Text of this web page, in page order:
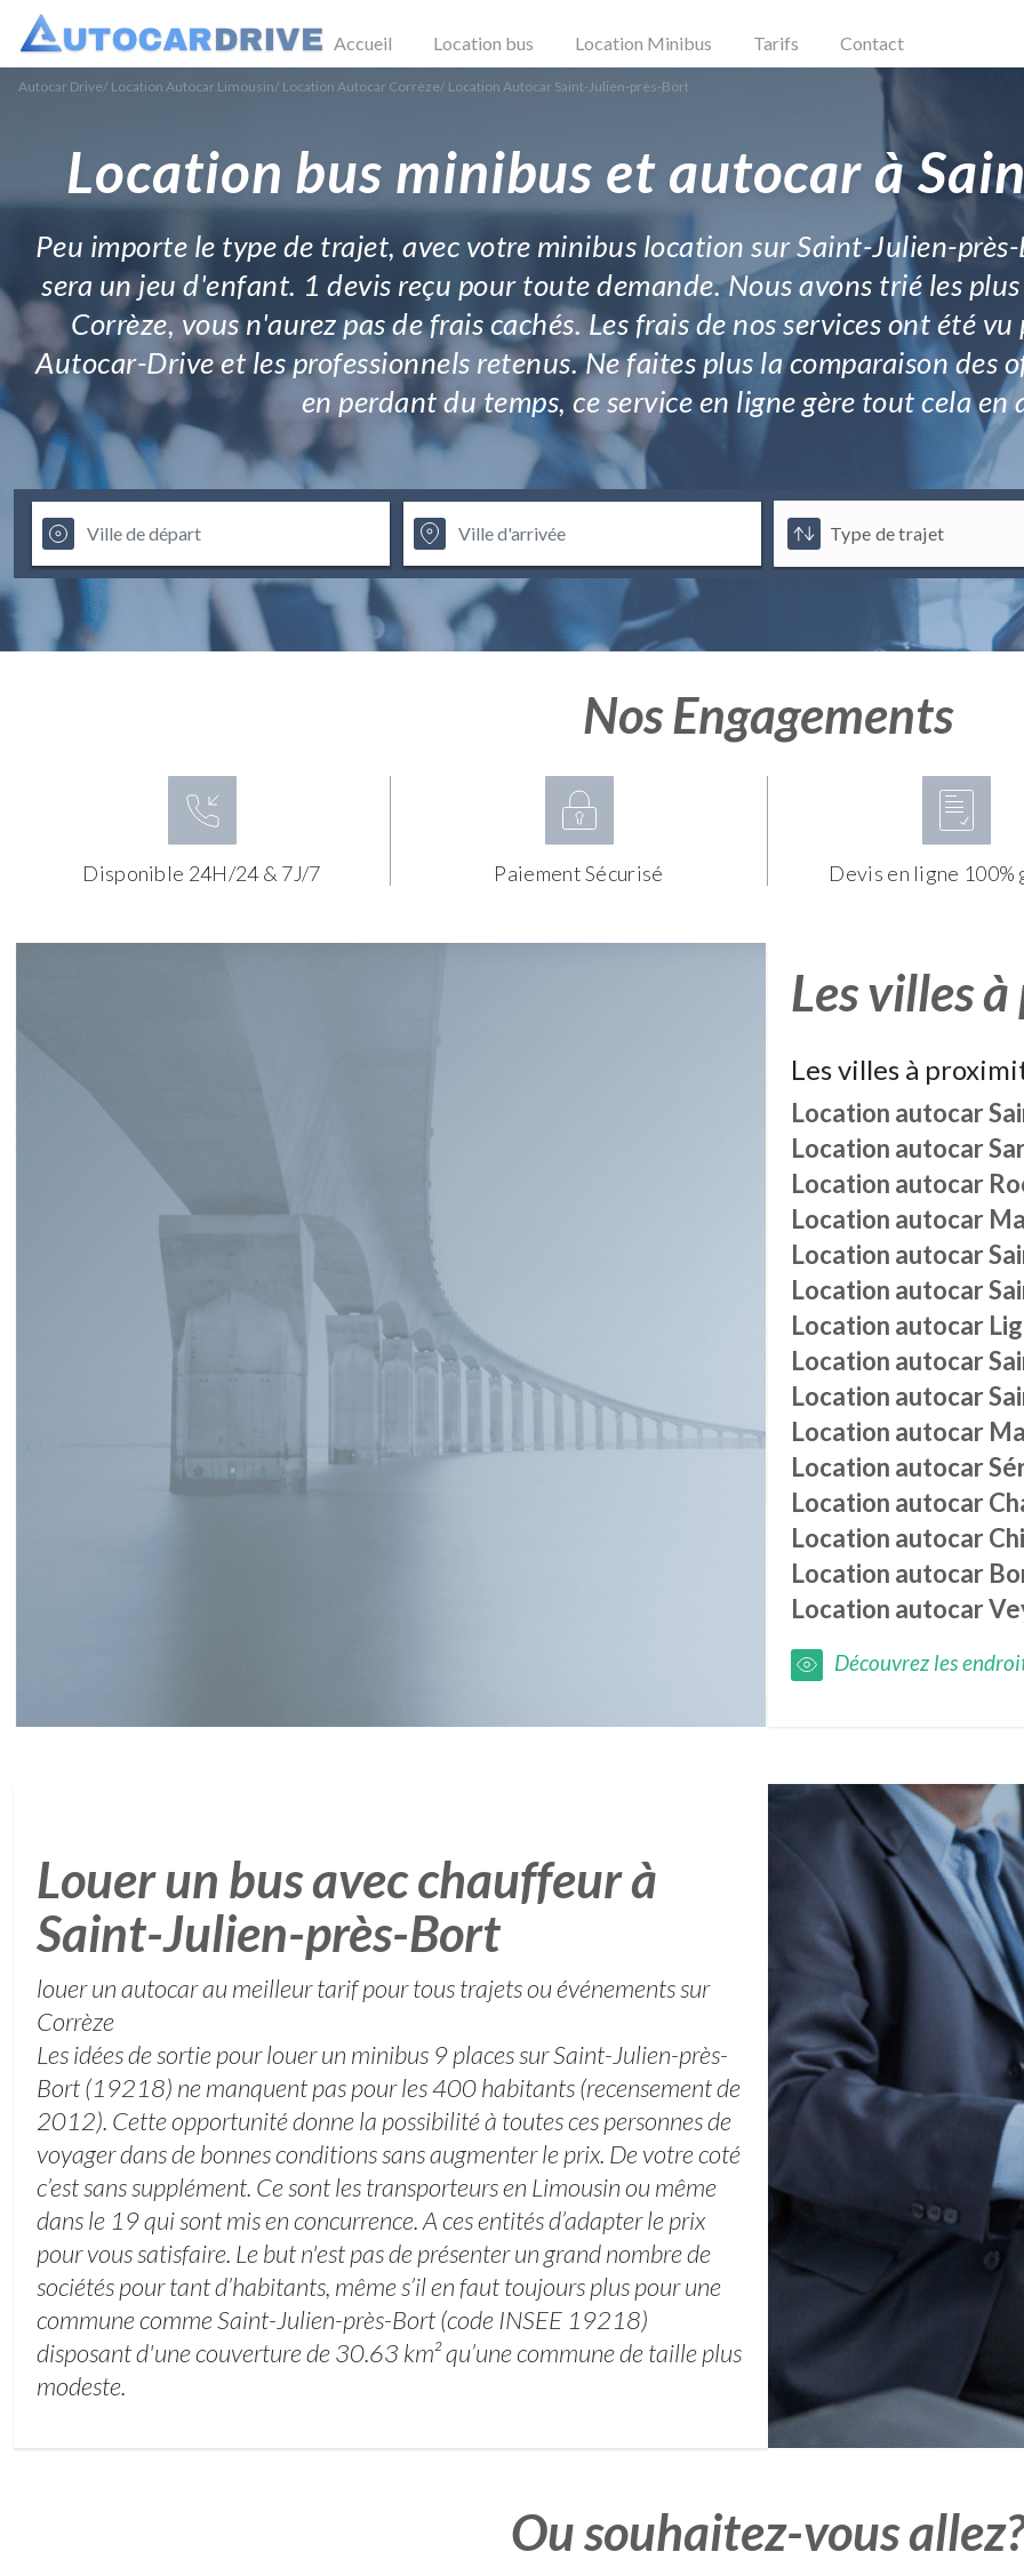
Accueil Location bus Location Minibus Tarifs Contact
Autocar Drive/ Location Autocar Limousin/ Location Autocar Corrèze/ Location Autocar Saint-Julien-près-Bort
Location bus minibus et autocar à
Peu importe le type de trajet, avec votre minibus location sur Saint-Julien-
sera un jeu d'enfant. 1 devis reçu pour toute demande. Nous avons trié les
Corrèze, vous n'aurez pas de frais cachés. Les frais de nos services ont été
Autocar-Drive et les professionnels retenus. Ne faites plus la comparaison des
en perdant du temps, ce service en ligne gère tout cela en
Nos Engagements
Disponible 24H/24 & 7J/7 Paiement Sécurisé Devis en ligne
Les villes
Les villes à
Location autocar
Location autocar
Location autocar
Location autocar
Location autocar
Location autocar
Location autocar
Location autocar
Location autocar
Location autocar
Location autocar
Location autocar
Location autocar
Location autocar
Location autocar
Découvrez les
Louer un bus avec chauffeur à
Saint-Julien-près-Bort
louer un autocar au meilleur tarif pour tous trajets ou événements sur
Corrèze
Les idées de sortie pour louer un minibus 9 places sur Saint-Julien-près-
Bort (19218) ne manquent pas pour les 400 habitants (recensement de
2012). Cette opportunité donne la possibilité à toutes ces personnes de
voyager dans de bonnes conditions sans augmenter le prix. De votre coté
c’est sans supplément. Ce sont les transporteurs en Limousin ou même
dans le 19 qui sont mis en concurrence. A ces entités d’adapter le prix
pour vous satisfaire. Le but n'est pas de présenter un grand nombre de
sociétés pour tant d’habitants, même s’il en faut toujours plus pour une
commune comme Saint-Julien-près-Bort (code INSEE 19218)
disposant d'une couverture de 30.63 km² qu’une commune de taille plus
modeste.
Ou souhaitez-vous allez?